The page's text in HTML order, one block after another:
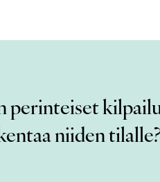
perinteiset
niiden tilalle?